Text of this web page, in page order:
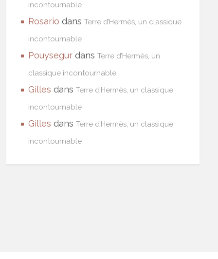
incontournable
Rosario dansTerre d’Hermès, un classique
incontournable
Pouysegur dansTerre d’Hermès, un
classique incontournable
Gilles dansTerre d’Hermès, un classique
incontournable
Gilles dansTerre d’Hermès, un classique
incontournable